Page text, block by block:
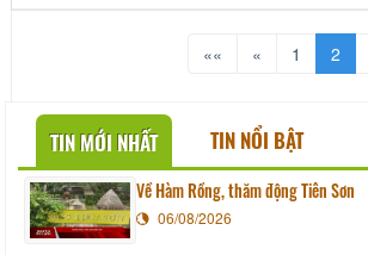
vị trí địa lý còn có
hay còn gọi là đền
Trường Lệ)
«« « 1 2
TIN MỚI NHẤT TIN NỔI BẬT
Về Hàm Rồng, thăm động Tiên Sơn
06/08/2026